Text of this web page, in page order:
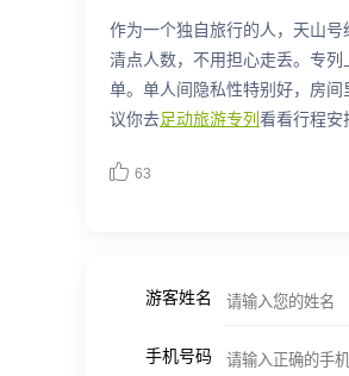
作为一个独自旅行的人，天山
清点人数，不用担心走丢。专
单。单人间隐私性特别好，房
议你去足动旅游专列 看看行程安
 63
游客姓名
手机号码